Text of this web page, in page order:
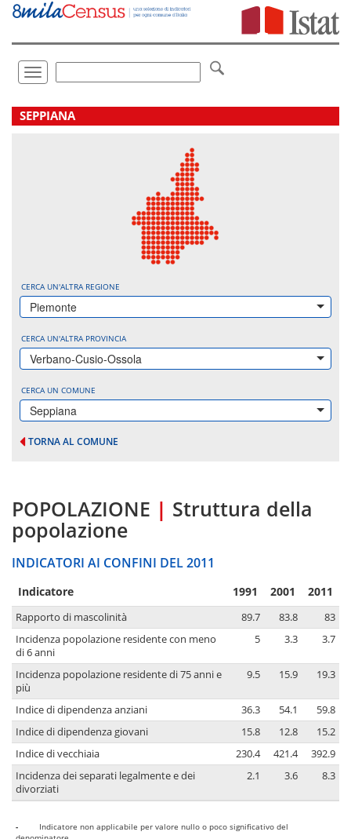
Vai
direttamente
Toggle
navigation
.
SEPPIANA
CERCA UN'ALTRA REGIONE
Piemonte
CERCA UN'ALTRA PROVINCIA
Verbano-Cusio-Ossola
CERCA UN COMUNE
Seppiana
TORNA AL COMUNE
POPOLAZIONE | Struttura della
popolazione
INDICATORI AI CONFINI DEL 2011
Indicatore 1991 2001 2011
Rapporto di mascolinità 89.7 83.8
83
Incidenza popolazione residente con meno
di 6 anni
5 3.3 3.7
Incidenza popolazione residente di 75 anni e
più
9.5 15.9 19.3
Indice di dipendenza anziani 36.3 54.1
59.8
Indice di dipendenza giovani
15.8 12.8
15.2
Indice di vecchiaia
230.4 421.4
392.9
Incidenza dei separati legalmente e dei
divorziati
2.1 3.6 8.3
-
Indicatore non applicabile per valore nullo o poco significativo del